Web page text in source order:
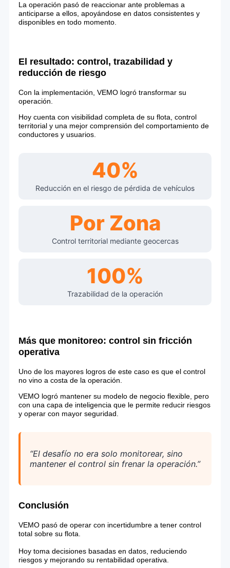
La operación pasó de reaccionar ante problemas a
anticiparse a ellos, apoyándose en datos consistentes y
disponibles en todo momento.
El resultado: control, trazabilidad y
reducción de riesgo
Con la implementación, VEMO logró transformar su
operación.
Hoy cuenta con visibilidad completa de su flota, control
territorial y una mejor comprensión del comportamiento de
conductores y usuarios.
40%
Reducción en el riesgo de pérdida de vehículos
Por Zona
Control territorial mediante geocercas
100%
Trazabilidad de la operación
Más que monitoreo: control sin fricción
operativa
Uno de los mayores logros de este caso es que el control
no vino a costa de la operación.
VEMO logró mantener su modelo de negocio flexible, pero
con una capa de inteligencia que le permite reducir riesgos
y operar con mayor seguridad.
“El desafío no era solo monitorear, sino
mantener el control sin frenar la operación.”
Conclusión
VEMO pasó de operar con incertidumbre a tener control
total sobre su flota.
Hoy toma decisiones basadas en datos, reduciendo
riesgos y mejorando su rentabilidad operativa.